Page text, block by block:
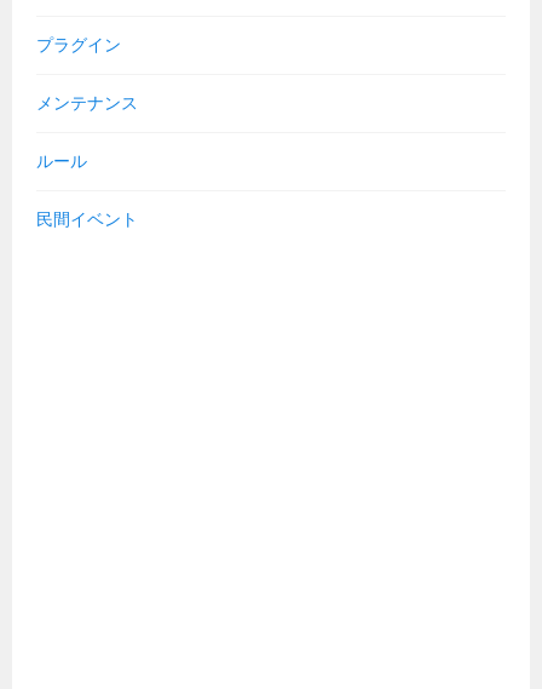
プラグイン
メンテナンス
ルール
民間イベント